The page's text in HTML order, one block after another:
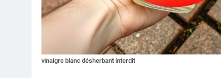
vinaigre blanc désherbant interdit